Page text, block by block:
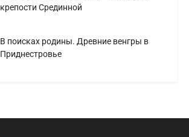
крепости Срединной
В поисках родины. Древние венгры в
Приднестровье